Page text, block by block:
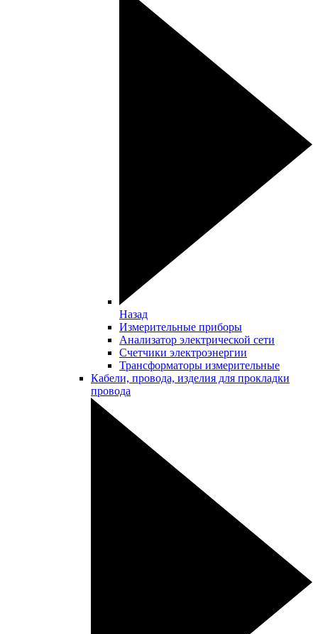
Назад
Измерительные приборы
Анализатор электрической сети
Счетчики электроэнергии
Трансформаторы измерительные
Кабели, провода, изделия для прокладки
провода